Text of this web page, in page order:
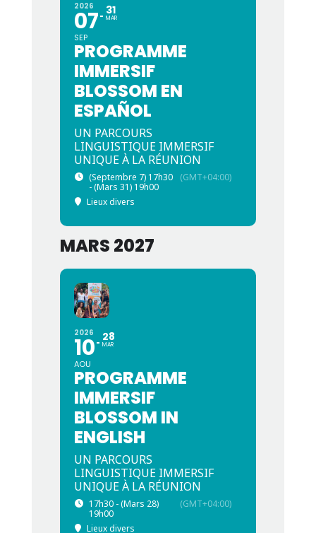
2026
07
SEP
31
MAR
PROGRAMME
IMMERSIF
BLOSSOM EN
ESPAÑOL
UN PARCOURS
LINGUISTIQUE IMMERSIF
UNIQUE À LA RÉUNION
(Septembre 7) 17h30
- (Mars 31) 19h00
(GMT+04:00)
Lieux divers
MARS 2027
2026
10
AOU
28
MAR
PROGRAMME
IMMERSIF
BLOSSOM IN
ENGLISH
UN PARCOURS
LINGUISTIQUE IMMERSIF
UNIQUE À LA RÉUNION
17h30 - (Mars 28)
19h00
(GMT+04:00)
Lieux divers